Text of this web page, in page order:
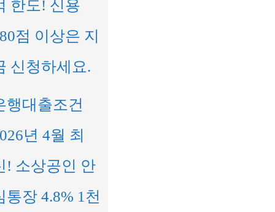
한도! 신용
점 이상은 지
신청하세요.
행대출조건
년 4월 최
! 소상공인 안
통장 4.8% 1천